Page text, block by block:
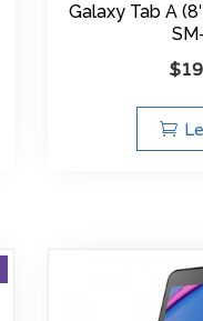
Galaxy Tab A
$